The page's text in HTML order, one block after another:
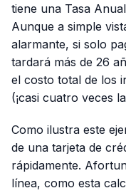
tiene una Tasa
Aunque a simple
alarmante, si solo
tardará más de 26
el costo total de los
(¡casi cuatro veces
Como ilustra este
de una tarjeta de
rápidamente.
línea, como esta